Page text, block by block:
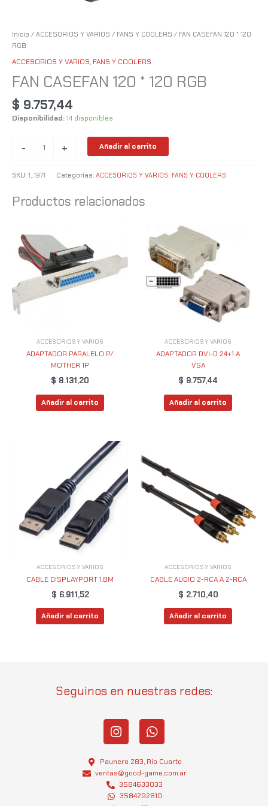
Inicio / ACCESORIOS Y VARIOS / FANS Y COOLERS / FAN CASEFAN 120 * 120
RGB
ACCESORIOS Y VARIOS, FANS Y COOLERS
FAN CASEFAN 120 * 120 RGB
$ 9.757,44
Disponibilidad:14 disponibles
- + Añadir al carrito
SKU: 1_1971 Categorías: ACCESORIOS Y VARIOS FANS Y COOLERS
Productos relacionados
ACCESORIOS Y VARIOS
ADAPTADOR PARALELO P/
MOTHER 1P
$ 8.131,20
Añadir al carrito
ACCESORIOS Y VARIOS
ADAPTADOR DVI-D 24+1 A
VGA
$ 9.757,44
Añadir al carrito
ACCESORIOS Y VARIOS
CABLE DISPLAYPORT 1.8M
$ 6.911,52
Añadir al carrito
ACCESORIOS Y VARIOS
CABLE AUDIO 2-RCA A 2-RCA
$ 2.710,40
Añadir al carrito
Seguinos en nuestras redes:
I
n
t
a
g
r
W
h
t
s
a
p
Paunero 283, Río Cuarto
ventas@good-game.com.ar
3584633033
3584292610